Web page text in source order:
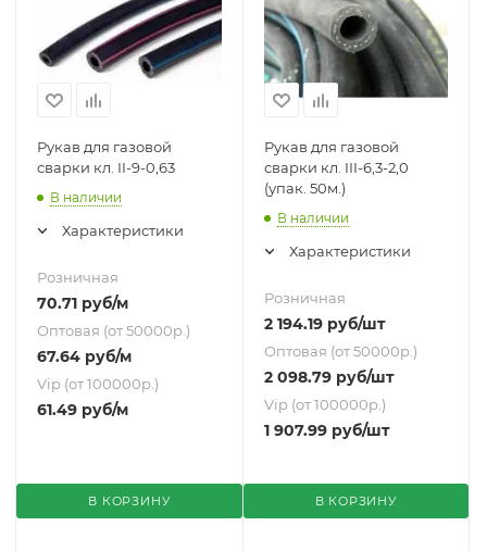
Рукав для газовой
сварки кл. II-9-0,63
В наличии
Характеристики
Розничная
70.71 руб/м
Оптовая (от 50000р.)
67.64 руб/м
Vip (от 100000р.)
61.49 руб/м
В КОРЗИНУ
Рукав для газовой
сварки кл. III-6,3-2,0
(упак. 50м.)
В наличии
Характеристики
Розничная
2 194.19руб/шт
Оптовая (от 50000р.)
2 098.79руб/шт
Vip (от 100000р.)
1 907.99руб/шт
В КОРЗИНУ